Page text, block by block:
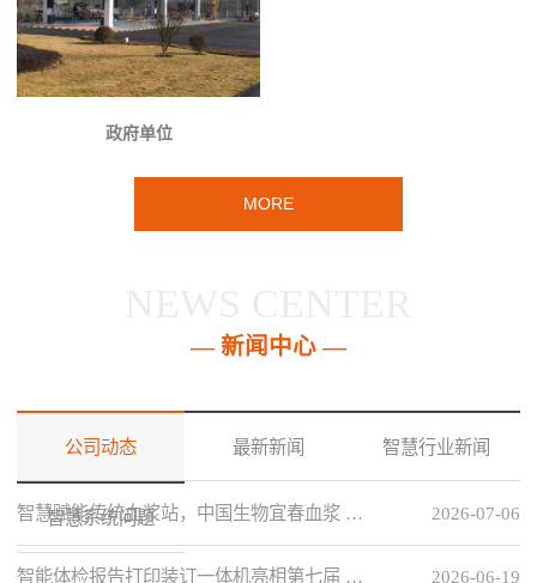
政府单位
MORE
— 新闻中心 —
公司动态 最新新闻 智慧行业新闻
智慧系统问题 2026-07-06
智慧赋能传统血浆站，中国生物宜春血浆 …
2026-06-19
智能体检报告打印装订一体机亮相第七届 …